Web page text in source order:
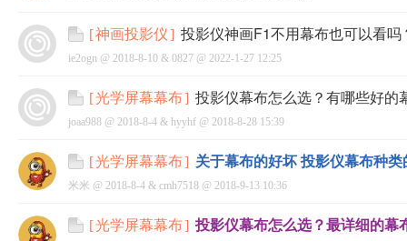
[神画投影仪] 投影仪神画F1不用幕布也可以看
ie2ogn @ 2018-8-10 & 0827 @ 2022-1-27 12:25
[光学屏幕幕布] 投影仪幕布怎么选？有哪些好的
joaa988 @ 2018-8-4 & hyyhf @ 2018-8-28 15:39
[光学屏幕幕布] 关于幕布的好坏 投影仪幕布种
米米 @ 2018-8-4 & cmh7518 @ 2018-9-13 10:36
[光学屏幕幕布] 投影仪幕布怎么选？最详细的幕